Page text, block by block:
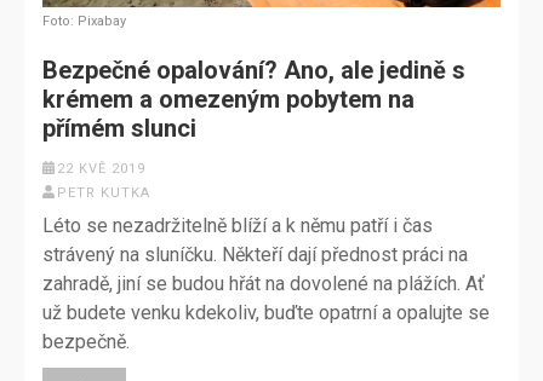
Foto: Pixabay
Bezpečné opalování? Ano, ale jedině s
krémem a omezeným pobytem na
přímém slunci
22 KVĚ 2019
PETR KUTKA
Léto se nezadržitelně blíží a k němu patří i čas
strávený na sluníčku. Někteří dají přednost práci na
zahradě, jiní se budou hřát na dovolené na plážích. Ať
už budete venku kdekoliv, buďte opatrní a opalujte se
bezpečně.